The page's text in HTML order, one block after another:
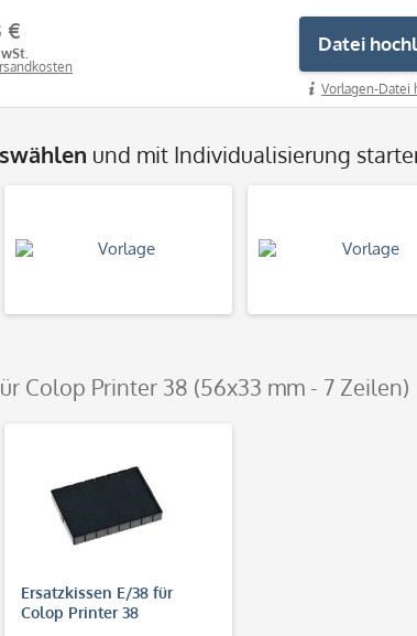
€ Datei
Vorlagen-Datei
und mit Individualisierung
Colop Printer 38 (56x33 mm - 7 Zeilen)
Ersatzkissen E/38 für
Colop Printer 38